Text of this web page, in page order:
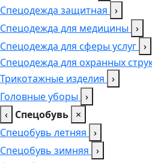
Спецодежда защитная ›
Спецодежда для медицины ›
Спецодежда для сферы услуг ›
Спецодежда для охранных
Трикотажные изделия ›
Головные уборы ›
‹ Спецобувь ×
Спецобувь летняя ›
Спецобувь зимняя ›